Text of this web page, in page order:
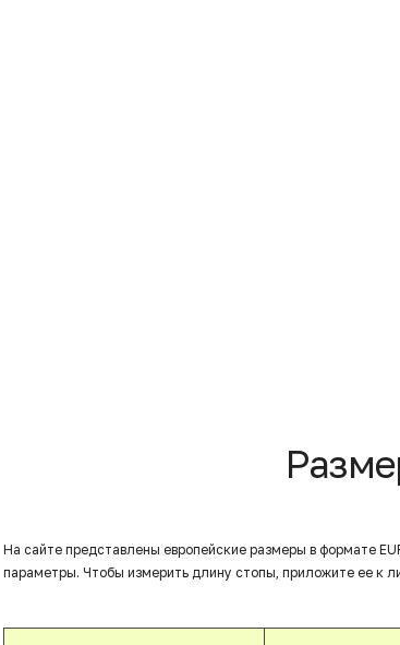
На сайте представлены европейские размеры в формате
параметры. Чтобы измерить длину стопы, приложите ее к